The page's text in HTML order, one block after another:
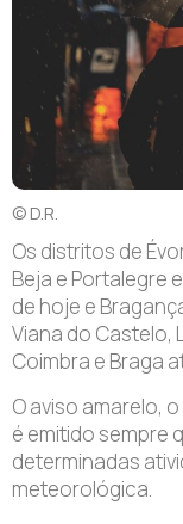
© D.R.
Os distritos de
Beja e Portalegre
de hoje e
Viana do Castelo,
Coimbra e Braga
O aviso amarelo,
é emitido sempre
determinadas
meteorológica.